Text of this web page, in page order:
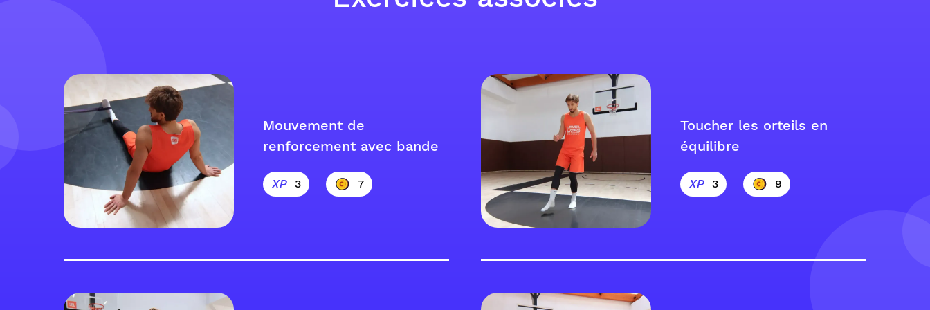
Mouvement de
renforcement avec bande
3 7
Toucher les orteils en
équilibre
3 9